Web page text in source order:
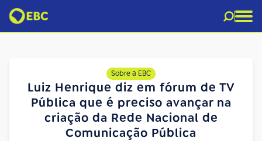
Sobre a EBC
Luiz Henrique diz em fórum de TV
Pública que é preciso avançar na
criação da Rede Nacional de
Comunicação Pública